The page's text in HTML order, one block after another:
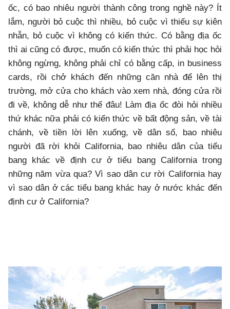
ốc, có bao nhiêu người thành công trong nghề này? Ít
lắm, người bỏ cuộc thì nhiều, bỏ cuộc vì thiếu sự kiên
nhẫn, bỏ cuộc vì không có kiến thức. Có bằng địa ốc
thì ai cũng có được, muốn có kiến thức thì phải học hỏi
không ngừng, không phải chỉ có bằng cấp, in business
cards, rồi chở khách đến những căn nhà để lên thị
trường, mở cửa cho khách vào xem nhà, đóng cửa rồi
đi về, không dễ như thế đâu! Làm địa ốc đòi hỏi nhiều
thứ khác nữa phải có kiến thức về bất động sản, về tài
chánh, về tiền lời lên xuống, về dân số, bao nhiêu
người đã rời khỏi California, bao nhiêu dân của tiểu
bang khác về định cư ở tiểu bang California trong
những năm vừa qua? Vì sao dân cư rời California hay
vì sao dân ở các tiểu bang khác hay ở nước khác đến
định cư ở California?